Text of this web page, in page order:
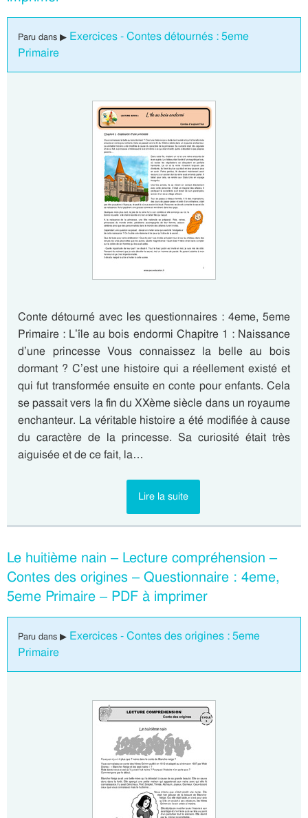
Paru dans ▶ Exercices - Contes détournés : 5eme
Primaire
Conte détourné avec les questionnaires : 4eme, 5eme
Primaire : L’île au bois endormi Chapitre 1 : Naissance
d’une princesse Vous connaissez la belle au bois
dormant ? C’est une histoire qui a réellement existé et
qui fut transformée ensuite en conte pour enfants. Cela
se passait vers la fin du XXème siècle dans un royaume
enchanteur. La véritable histoire a été modifiée à cause
du caractère de la princesse. Sa curiosité était très
aiguisée et de ce fait, la…
Lire la suite
Le huitième nain – Lecture compréhension –
Contes des origines – Questionnaire : 4eme,
5eme Primaire – PDF à imprimer
Paru dans ▶ Exercices - Contes des origines : 5eme
Primaire